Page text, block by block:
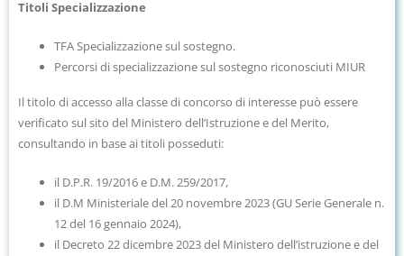
Titoli Specializzazione
TFA Specializzazione sul sostegno.
Percorsi di specializzazione sul sostegno riconosciuti MIUR
Il titolo di accesso alla classe di concorso di interesse può essere
verificato sulsito del Ministero dell’Istruzione e del Merito,
consultando in base ai titoli posseduti:
il D.P.R. 19/2016 e D.M. 259/2017,
il D.M Ministeriale del 20 novembre 2023 (GU Serie Generale n.
12 del 16 gennaio 2024),
il Decreto 22 dicembre 2023 del Ministero dell’istruzione e del